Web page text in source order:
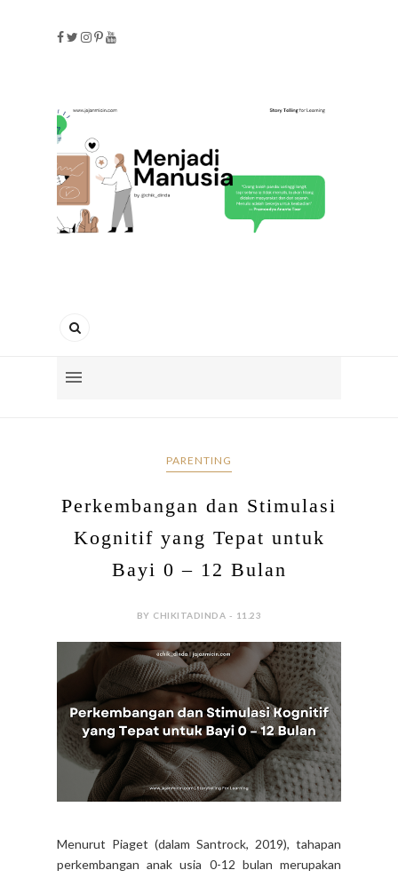
PARENTING
Perkembangan dan Stimulasi
Kognitif yang Tepat untuk
Bayi 0 – 12 Bulan
BY CHIKITADINDA - 11.23
Menurut Piaget (dalam Santrock, 2019), tahapan
perkembangan anak usia 0-12 bulan merupakan